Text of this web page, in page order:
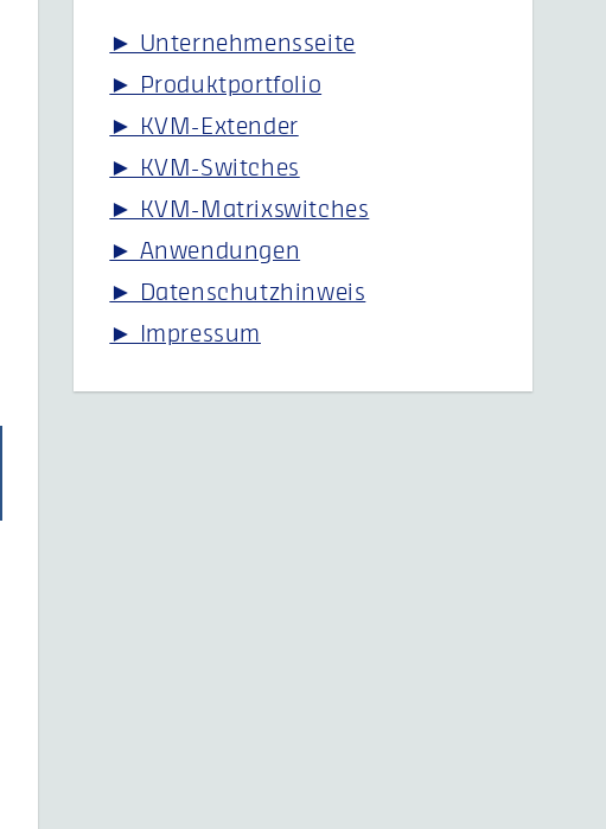
► Unternehmensseite
► Produktportfolio
► KVM-Extender
► KVM-Switches
► KVM-Matrixswitches
► Anwendungen
► Datenschutzhinweis
► Impressum